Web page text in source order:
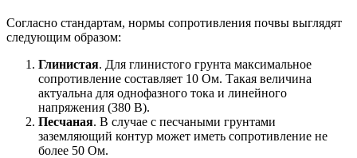
Согласно стандартам, нормы сопротивления почвы выглядят
следующим образом:
Глинистая. Для глинистого грунта максимальное
сопротивление составляет 10 Ом. Такая величина
актуальна для однофазного тока и линейного
напряжения (380 В).
Песчаная. В случае с песчаными грунтами
заземляющий контур может иметь сопротивление не
более 50 Ом.